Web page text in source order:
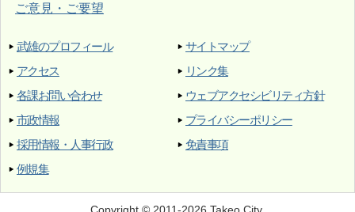
ご意見・ご要望
武雄のプロフィール
アクセス
各課お問い合わせ
市政情報
採用情報・人事行政
例規集
サイトマップ
リンク集
ウェブアクセシビリティ方針
プライバシーポリシー
免責事項